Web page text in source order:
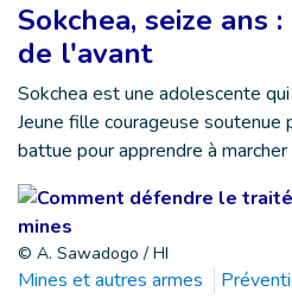
Sokchea, seize ans
de l'avant
Sokchea est une adolescente
Jeune fille courageuse soutenue
battue pour apprendre à marcher
© A. Sawadogo / HI
Mines et autres armes